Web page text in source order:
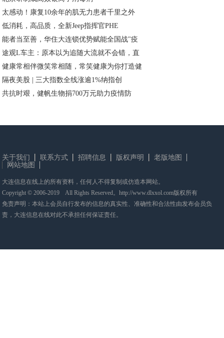
太感动！康复10余年的肌无力患者千里之外
低消耗，高品质，全新Jeep指挥官PHE
能者当至善，华住大连锁优势赋能全国战"疫
途观L车主：原本以为追随大流就不会错，直
健康常相伴微笑常相随，常笑健康为你打造健
隔夜美股 | 三大指数全线涨逾1%纳指创
共抗时艰，健帆生物捐700万元助力疫情防
关于我们 联系方式 招聘信息 版权声明
老版地图
网站地图
大连信息在线上的所有资料，任何人不得复制或仿造本网站。
Copyright © 2006-2019 All Rights Reserved。http://www.dlxxol.com版权所有
免责声明：本站上会员自行发布的信息的真实性、准确性和合法性由发布会员负
责，大连信息在线对此不承担任何保证责任。